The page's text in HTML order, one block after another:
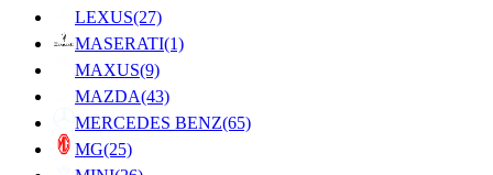
LEXUS(27)
MASERATI(1)
MAXUS(9)
MAZDA(43)
MERCEDES BENZ(65)
MG(25)